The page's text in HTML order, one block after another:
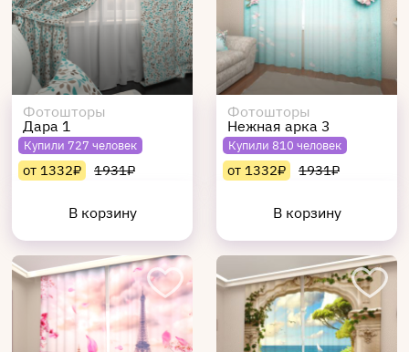
Фотошторы
Дара 1
Купили 727 человек
от 1332₽ 1931₽
В корзину
Фотошторы
Нежная арка 3
Купили 810 человек
от 1332₽ 1931₽
В корзину